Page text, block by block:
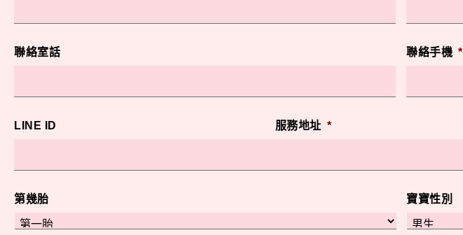
聯絡室話 聯絡手機 *
LINE ID 服務地址 *
第幾胎 寶寶性別